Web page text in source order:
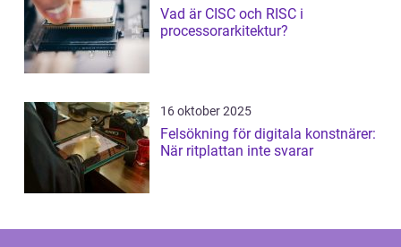
Vad är CISC och RISC i
processorarkitektur?
16 oktober 2025
Felsökning för digitala konstnärer:
När ritplattan inte svarar